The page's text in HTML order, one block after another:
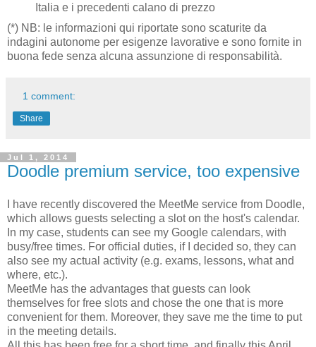
Italia e i precedenti calano di prezzo
(*) NB: le informazioni qui riportate sono scaturite da
indagini autonome per esigenze lavorative e sono fornite in
buona fede senza alcuna assunzione di responsabilità.
1 comment:
Share
Jul 1, 2014
Doodle premium service, too expensive
I have recently discovered the MeetMe service from Doodle,
which allows guests selecting a slot on the host's calendar.
In my case, students can see my Google calendars, with
busy/free times. For official duties, if I decided so, they can
also see my actual activity (e.g. exams, lessons, what and
where, etc.).
MeetMe has the advantages that guests can look
themselves for free slots and chose the one that is more
convenient for them. Moreover, they save me the time to put
in the meeting details.